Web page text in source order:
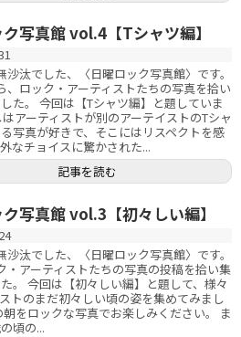
写真館 vol.4【Tシャツ編】
沙汰でした、〈日曜ロック写真館〉です。
、ロック・アーティストたちの写真を拾い
た。 今回は【Tシャツ編】と題していま
アーティストが別のアーテイストのTシャ
写真が好きで、そこにはリスペクトを感
なチョイスに驚かされた...
記事を読む
写真館 vol.3【初々しい編】
沙汰でした、〈日曜ロック写真館〉です。
・アーティストたちの写真の投稿を拾い集
。 今回は【初々しい編】と題して、様々
トのまだ初々しい頃の姿を集めてみまし
朝をロックな写真でお楽しみください。 ま
頃の...